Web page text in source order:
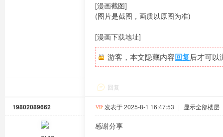
[漫画截图]
(图片是截图，画质以原图为准)
[漫画下载地址]
游客，本文隐藏内容回复后才可以
回复
19802089662 发表于 2025-8-1 16:47:53 | 显示全部楼层
感谢分享